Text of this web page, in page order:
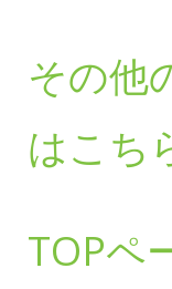
その他
はこち
TOPペ